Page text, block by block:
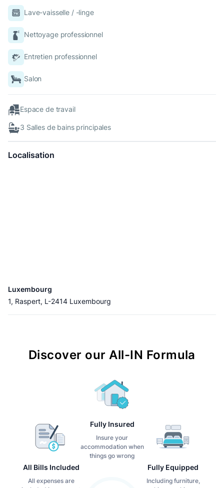
Lave-vaisselle / -linge
Nettoyage professionnel
Entretien professionnel
Salon
Espace de travail
3 Salles de bains principales
Localisation
Luxembourg
1, Raspert, L-2414 Luxembourg
Discover our All-IN Formula
Fully Insured
Insure your
accommodation when
things go wrong
All Bills Included
All expenses are
Fully Equipped
Including furniture,